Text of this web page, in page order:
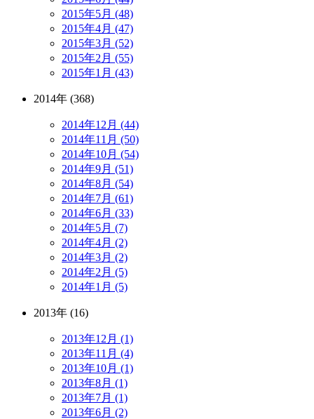
2015年5月 (48)
2015年4月 (47)
2015年3月 (52)
2015年2月 (55)
2015年1月 (43)
2014年 (368)
2014年12月 (44)
2014年11月 (50)
2014年10月 (54)
2014年9月 (51)
2014年8月 (54)
2014年7月 (61)
2014年6月 (33)
2014年5月 (7)
2014年4月 (2)
2014年3月 (2)
2014年2月 (5)
2014年1月 (5)
2013年 (16)
2013年12月 (1)
2013年11月 (4)
2013年10月 (1)
2013年8月 (1)
2013年7月 (1)
2013年6月 (2)